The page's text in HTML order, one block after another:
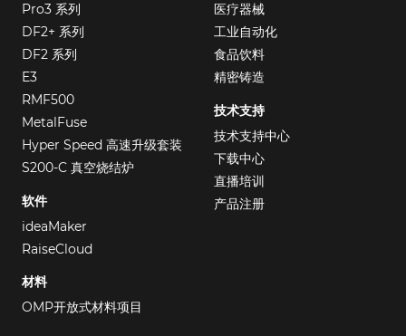
Pro3 系列
DF2+ 系列
DF2 系列
E3
RMF500
MetalFuse
Hyper Speed 高速升级套装
S200-C 真空烧结炉
软件
ideaMaker
RaiseCloud
材料
OMP开放式材料项目
医疗器械
工业自动化
食品饮料
精密铸造
技术支持
技术支持中心
下载中心
直播培训
产品注册